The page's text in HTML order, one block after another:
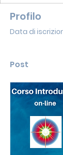
Profilo
Data di
Post